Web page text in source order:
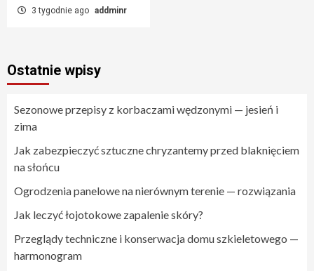
3 tygodnie ago addminr
Ostatnie wpisy
Sezonowe przepisy z korbaczami wędzonymi — jesień i
zima
Jak zabezpieczyć sztuczne chryzantemy przed blaknięciem
na słońcu
Ogrodzenia panelowe na nierównym terenie — rozwiązania
Jak leczyć łojotokowe zapalenie skóry?
Przeglądy techniczne i konserwacja domu szkieletowego —
harmonogram